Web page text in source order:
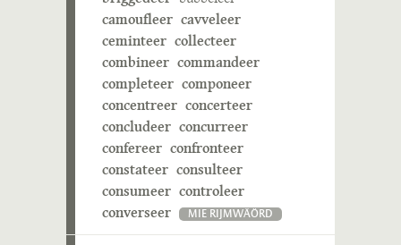
camoufleer cavveleer
ceminteer collecteer
combineer commandeer
completeer componeer
concentreer concerteer
concludeer concurreer
confereer confronteer
constateer consulteer
consumeer controleer
converseer
MIE RIJMWÄÖRD